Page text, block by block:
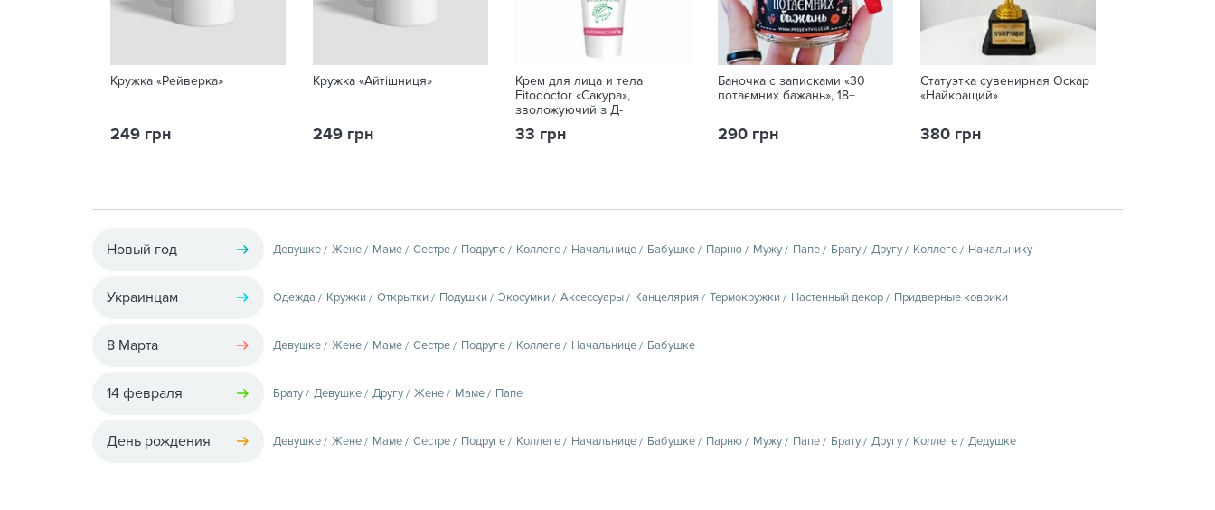
Кружка «Рейверка»
249 грн
Кружка «Айтішниця»
249 грн
Крем для лица и тела
Fitodoctor «Сакура»,
зволожуючий з Д-
33 грн
Баночка с записками «30
потаємних бажань», 18+
290 грн
Статуэтка сувенирная Оскар
«Найкращий»
380 грн
Новый год Девушке Жене Маме Сестре Подруге Коллеге Начальнице Бабушке Парню Мужу Папе Брату Другу Коллеге Начальнику
Украинцам Одежда Кружки Открытки Подушки Экосумки Аксессуары Канцелярия Термокружки Настенный декор Придверные коврики
8 Марта Девушке Жене Маме Сестре Подруге Коллеге Начальнице Бабушке
14 февраля Брату Девушке Другу Жене Маме Папе
День рождения Девушке Жене Маме Сестре Подруге Коллеге Начальнице Бабушке Парню Мужу Папе Брату Другу Коллеге Дедушке